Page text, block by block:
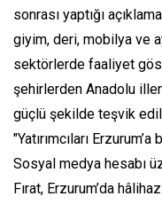
sonrası yaptığı
giyim, deri, mobilya ve
sektörlerde faaliyet
şehirlerden Anadolu
güçlü şekilde teşvik
"Yatırımcıları
Sosyal medya hesabı
Fırat, Erzurum’da